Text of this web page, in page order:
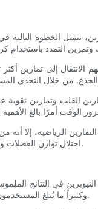
تتمثل الخطوة
الانتقال إلى تمارين
القلب وتمارين
الرياضية، إلا
اختلال توازن العضلات ويساعد على التعافي. يمكن لأنشطة مثل اليوغا أو البيلاتس أن تُكمّل تمارين تقوية عضلات الجذع وتُوازن الشد الذي قد ينتج عن الضغط المتكرر.
في النتائج
وكثيراً ما يُبلغ المستخدمون عن انخفاض آلام أسفل الظهر أثناء التمارين التي كانت تُسبب لهم سابقاً عدم الراحة، وذلك بفضل الدعم الإضافي الذي توفره هذه الدعامات.